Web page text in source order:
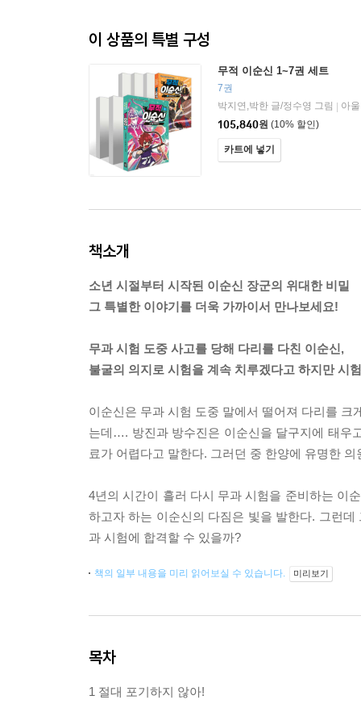
이 상품의 특별 구성
무적 이순신 1~7권 세트
7권
박지연,박한 글/정수영 그림
아
105,840원 (10% 할인)
카트에 넣기
책소개
소년 시절부터 시작된 이순신 장군의 위대한 비밀
그 특별한 이야기를 더욱 가까이서 만나보세요!
무과 시험 도중 사고를 당해 다리를 다친 이순신,
불굴의 의지로 시험을 계속 치루겠다고 하지만 시
이순신은 무과 시험 도중 말에서 떨어져 다리를
는데…. 방진과 방수진은 이순신을 달구지에 태우
료가 어렵다고 말한다. 그러던 중 한양에 유명한
4년의 시간이 흘러 다시 무과 시험을 준비하는 이
하고자 하는 이순신의 다짐은 빛을 발한다. 그런
과 시험에 합격할 수 있을까?
책의 일부 내용을 미리 읽어보실 수 있습니다. 미리보기
목차
1 절대 포기하지 않아!